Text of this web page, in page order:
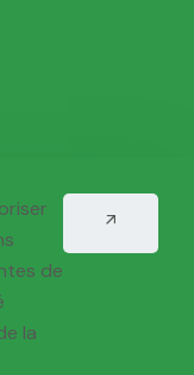
de
la